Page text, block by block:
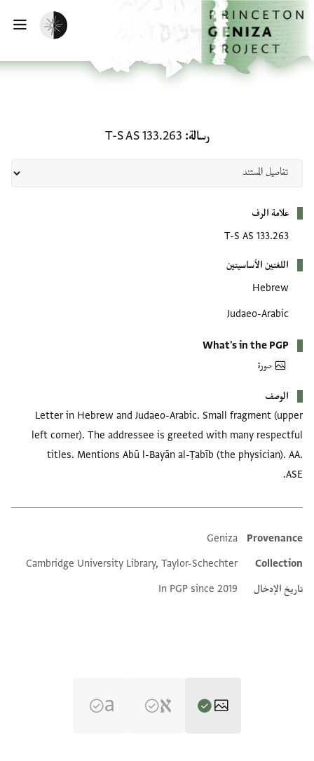
إلى المحتوى الرئيسي
الرئيسية
تفعيل الوضع المظلم
رسالة T-S AS 133.263
علامة الرف
T-S AS 133.263
اللغتين الأساسيتين
Hebrew
Judaeo-Arabic
What's in the PGP
صورة
الوصف
Letter in Hebrew and Judaeo-Arabic. Small fragment (upper
left corner). The addressee is greeted with many respectful
titles. Mentions Abū l-Bayān al-Ṭabīb (the physician). AA.
ASE.
Additional metadata
Provenance
Geniza
Collection
Cambridge University Library, Taylor-Schechter
تاريخ الإدخال
In PGP since 2019